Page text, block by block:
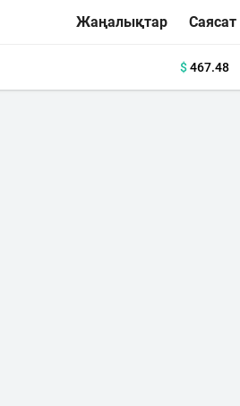
Жаңалықтар Саясат
$467.48